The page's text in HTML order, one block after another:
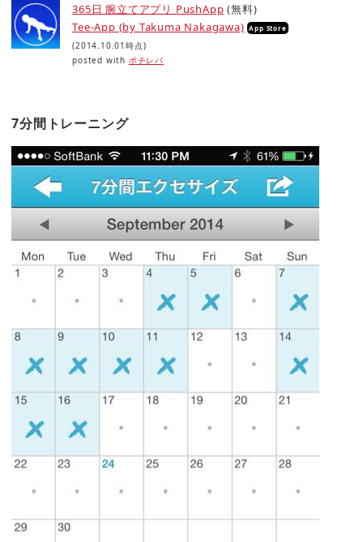
365日 腕立てアプリ PushApp (無料)
Tee-App (by Takuma Nakagawa) App Store
(2014.10.01時点)
posted with ポチレバ
7分間トレーニング